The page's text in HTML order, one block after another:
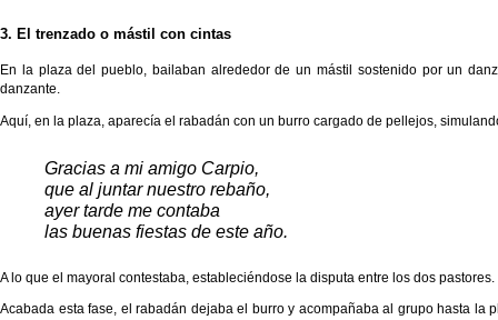
3. El trenzado o mástil con cintas
En la plaza del pueblo, bailaban alrededor de un mástil sostenido por un
danzante.
Aquí, en la plaza, aparecía el rabadán con un burro cargado de pellejos,
Gracias a mi amigo Carpio,
que al juntar nuestro rebaño,
ayer tarde me contaba
las buenas fiestas de este año.
A lo que el mayoral contestaba, estableciéndose la disputa entre los dos pastores.
Acabada esta fase, el rabadán dejaba el burro y acompañaba al grupo hasta